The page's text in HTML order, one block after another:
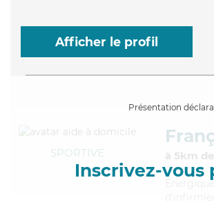
Afficher le profil
Présentation
Inscrivez-vous
SPORTIVE à 5km
Énergique